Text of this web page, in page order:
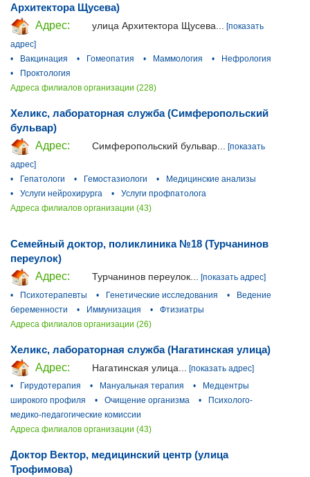
Архитектора Щусева)
Адрес:
улица Архитектора Щусева... [показать
адрес]
•
Вакцинация • Гомеопатия • Маммология •
Нефрология
•
Проктология
Адреса филиалов организации (228)
Хеликс, лабораторная служба (Симферопольский
бульвар)
Адрес:
Симферопольский бульвар...
[показать
адрес]
•
Гепатологи • Гемостазиологи •
Медицинские анализы
•
Услуги нейрохирурга •
Услуги профпатолога
Адреса филиалов организации (43)
Семейный доктор, поликлиника №18 (Турчанинов
переулок)
Адрес:
Турчанинов переулок...
[показать адрес]
•
Психотерапевты • Генетические исследования •
Ведение
беременности
• Иммунизация •
Фтизиатры
Адреса филиалов организации (26)
Хеликс, лабораторная служба (Нагатинская улица)
Адрес:
Нагатинская улица...
[показать адрес]
•
Гирудотерапия • Мануальная терапия •
Медцентры
широкого профиля
• Очищение организма •
Психолого-
медико-педагогические комиссии
Адреса филиалов организации (43)
Доктор Вектор, медицинский центр (улица
Трофимова)